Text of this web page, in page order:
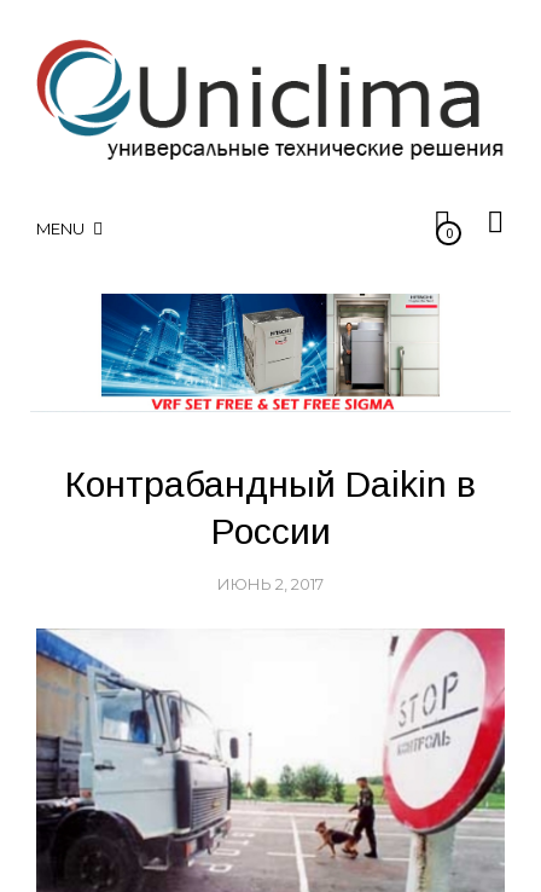
MENU 0
Контрабандный Daikin в
России
ИЮНЬ 2, 2017